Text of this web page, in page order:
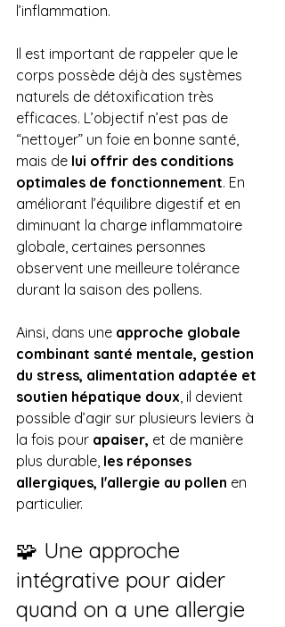
l’inflammation.
Il est important de rappeler que le
corps possède déjà des systèmes
naturels de détoxification très
efficaces. L’objectif n’est pas de
“nettoyer” un foie en bonne santé,
mais de lui offrir des conditions
optimales de fonctionnement. En
améliorant l’équilibre digestif et en
diminuant la charge inflammatoire
globale, certaines personnes
observent une meilleure tolérance
durant la saison des pollens.
Ainsi, dans une approche globale
combinant santé mentale, gestion
du stress, alimentation adaptée et
soutien hépatique doux, il devient
possible d’agir sur plusieurs leviers à
la fois pour apaiser, et de manière
plus durable, les réponses
allergiques, l'allergie au pollen en
particulier.
🧩 Une approche
intégrative pour aider
quand on a une allergie